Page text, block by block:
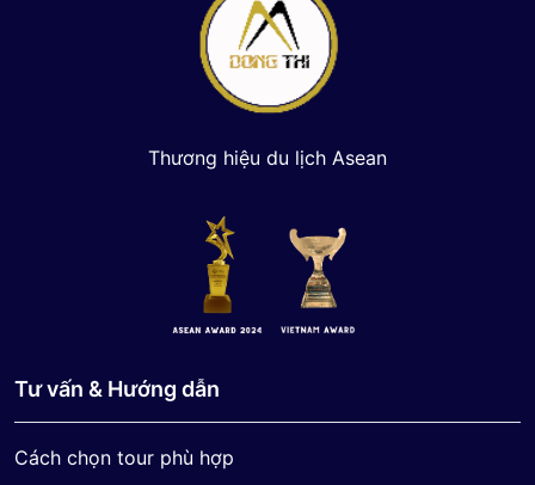
Thương hiệu du lịch Asean
Tư vấn & Hướng dẫn
Cách chọn tour phù hợp